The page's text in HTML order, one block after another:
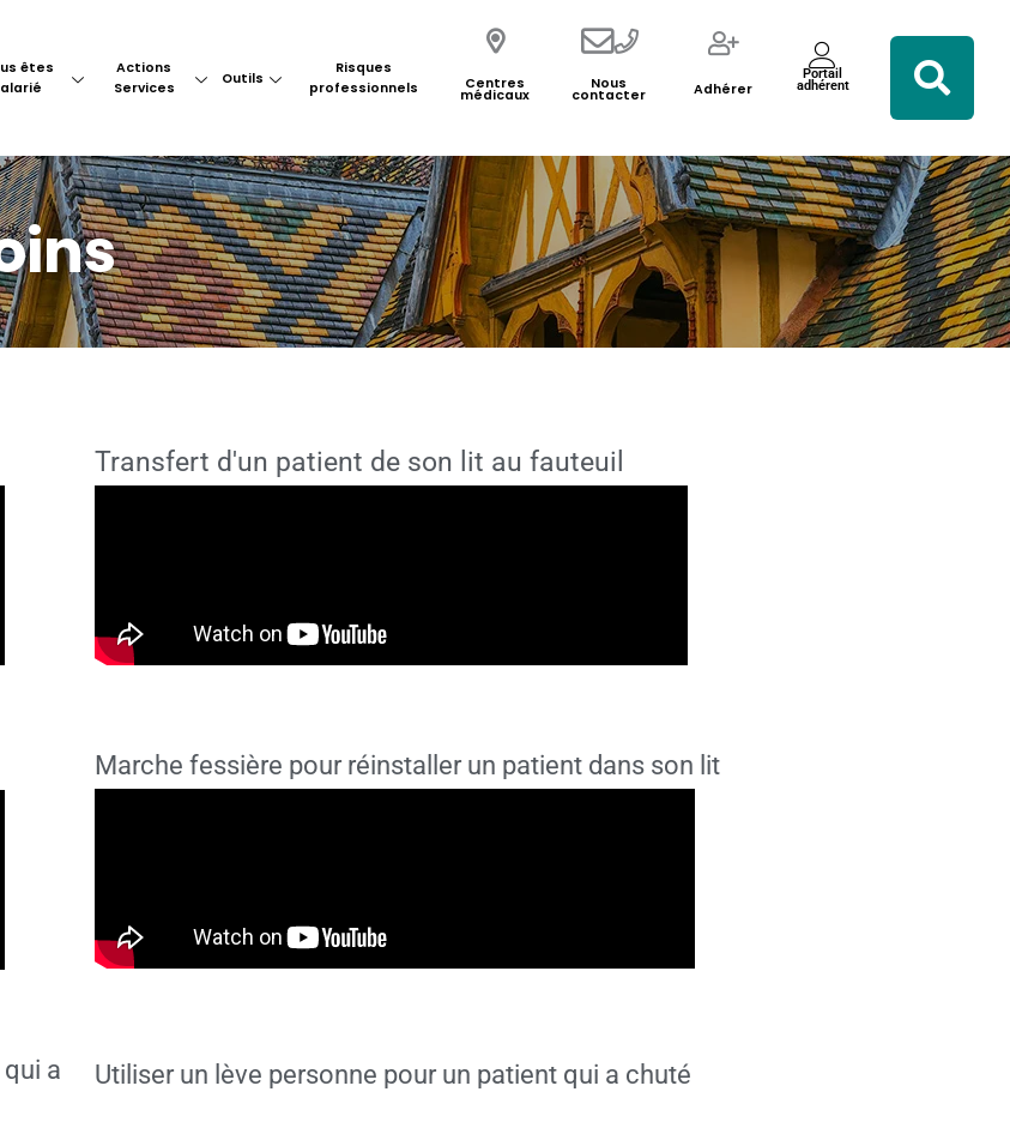
êtes
Actions
Services
Outils
Risques
professionnels
Centres
médicaux
Nous
contacter Adhérer
Portail
adhérent
Transfert d'un patient de son lit au fauteuil
Marche fessière pour réinstaller un patient dans son lit
a
Utiliser un lève personne pour un patient qui a chuté